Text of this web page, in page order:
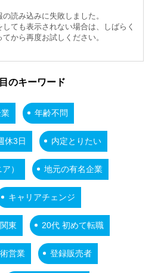
の読み込みに失敗しました。
ても表示されない場合は、しばらく
てから再度お試しください。
のキーワード
年齢不問
休3日 内定とりたい
） 地元の有名企業
キャリアチェンジ
関東 20代 初めて転職
営業 登録販売者